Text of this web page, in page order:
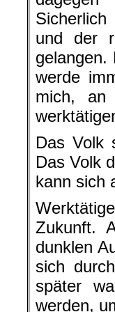
und der
gelangen.
werde
mich, an
Das Volk
Das Volk
kann sich
Zukunft.
dunklen
sich
später
werden,